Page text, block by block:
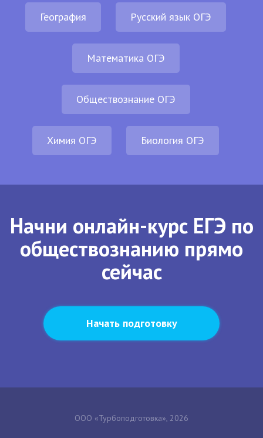
География Русский язык ОГЭ
Математика ОГЭ
Обществознание ОГЭ
Химия ОГЭ Биология ОГЭ
Начни онлайн-курс ЕГЭ по
обществознанию прямо
сейчас
Начать подготовку
ООО «Турбоподготовка», 2026